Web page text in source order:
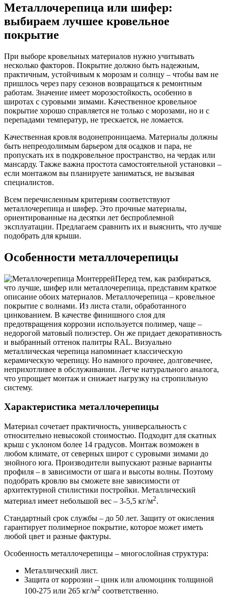
Металлочерепица или шифер:
выбираем лучшее кровельное
покрытие
При выборе кровельных материалов нужно учитывать
несколько факторов. Покрытие должно быть надежным,
практичным, устойчивым к морозам и солнцу – чтобы вам не
пришлось через пару сезонов возвращаться к ремонтным
работам. Значение имеет морозостойкость, особенно в
широтах с суровыми зимами. Качественное кровельное
покрытие хорошо справляется не только с морозами, но и с
перепадами температур, не трескается, не ломается.
Качественная кровля водонепроницаема. Материалы должны
быть непреодолимым барьером для осадков и пара, не
пропускать их в подкровельное пространство, на чердак или
мансарду. Также важна простота самостоятельной установки –
если монтажом вы планируете заниматься, не вызывая
специалистов.
Всем перечисленным критериям соответствуют
металлочерепица и шифер. Это прочные материалы,
ориентированные на десятки лет беспроблемной
эксплуатации. Предлагаем сравнить их и выяснить, что лучше
подобрать для крыши.
Особенности металлочерепицы
Перед тем, как разбираться,
что лучше, шифер или металлочерепица, представим краткое
описание обоих материалов. Металлочерепица – кровельное
покрытие с волнами. Из листа стали, обработанного
цинкованием. В качестве финишного слоя для
предотвращения коррозии используется полимер, чаще –
недорогой матовый полиэстер. Он же придает декоративность
и выбранный оттенок палитры RAL. Визуально
металлическая черепица напоминает классическую
керамическую черепицу. Но намного прочнее, долговечнее,
неприхотливее в обслуживании. Легче натурального аналога,
что упрощает монтаж и снижает нагрузку на стропильную
систему.
Характеристика металлочерепицы
Материал сочетает практичность, универсальность с
относительно невысокой стоимостью. Подходит для скатных
крыш с уклоном более 14 градусов. Монтаж возможен в
любом климате, от северных широт с суровыми зимами до
знойного юга. Производители выпускают разные варианты
профиля – в зависимости от шага и высоты волны. Поэтому
подобрать кровлю вы сможете вне зависимости от
архитектурной стилистики постройки. Металлический
материал имеет небольшой вес – 3-5,5 кг/м2.
Стандартный срок службы – до 50 лет. Защиту от окисления
гарантирует полимерное покрытие, которое может иметь
любой цвет и разные фактуры.
Особенность металлочерепицы – многослойная структура:
Металлический лист.
Защита от коррозии – цинк или алюмоцинк толщиной
100-275 или 265 кг/м2 соответственно.